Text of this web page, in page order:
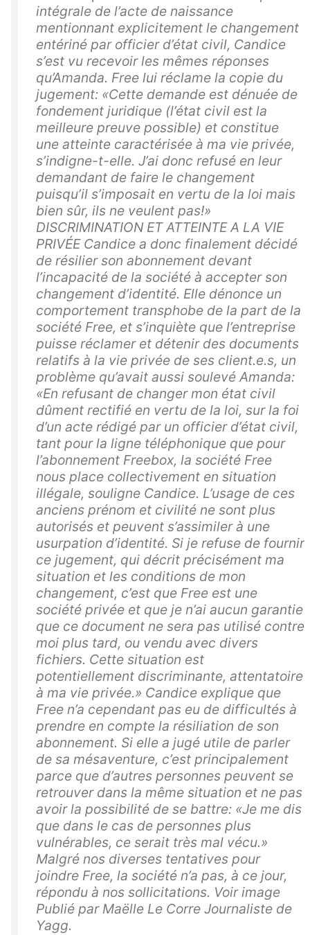
intégrale de l’acte de naissance
mentionnant explicitement le changement
entériné par officier d’état civil, Candice
s’est vu recevoir les mêmes réponses
qu’Amanda. Free lui réclame la copie du
jugement: «Cette demande est dénuée de
fondement juridique (l’état civil est la
meilleure preuve possible) et constitue
une atteinte caractérisée à ma vie privée,
s’indigne-t-elle. J’ai donc refusé en leur
demandant de faire le changement
puisqu’il s’imposait en vertu de la loi mais
bien sûr, ils ne veulent pas!»
DISCRIMINATION ET ATTEINTE A LA VIE
PRIVÉE Candice a donc finalement décidé
de résilier son abonnement devant
l’incapacité de la société à accepter son
changement d’identité. Elle dénonce un
comportement transphobe de la part de la
société Free, et s’inquiète que l’entreprise
puisse réclamer et détenir des documents
relatifs à la vie privée de ses client.e.s, un
problème qu’avait aussi soulevé Amanda:
«En refusant de changer mon état civil
dûment rectifié en vertu de la loi, sur la foi
d’un acte rédigé par un officier d’état civil,
tant pour la ligne téléphonique que pour
l’abonnement Freebox, la société Free
nous place collectivement en situation
illégale, souligne Candice. L’usage de ces
anciens prénom et civilité ne sont plus
autorisés et peuvent s’assimiler à une
usurpation d’identité. Si je refuse de fournir
ce jugement, qui décrit précisément ma
situation et les conditions de mon
changement, c’est que Free est une
société privée et que je n’ai aucun garantie
que ce document ne sera pas utilisé contre
moi plus tard, ou vendu avec divers
fichiers. Cette situation est
potentiellement discriminante, attentatoire
à ma vie privée.» Candice explique que
Free n’a cependant pas eu de difficultés à
prendre en compte la résiliation de son
abonnement. Si elle a jugé utile de parler
de sa mésaventure, c’est principalement
parce que d’autres personnes peuvent se
retrouver dans la même situation et ne pas
avoir la possibilité de se battre: «Je me dis
que dans le cas de personnes plus
vulnérables, ce serait très mal vécu.»
Malgré nos diverses tentatives pour
joindre Free, la société n’a pas, à ce jour,
répondu à nos sollicitations. Voir image
Publié par Maëlle Le Corre Journaliste de
Yagg.